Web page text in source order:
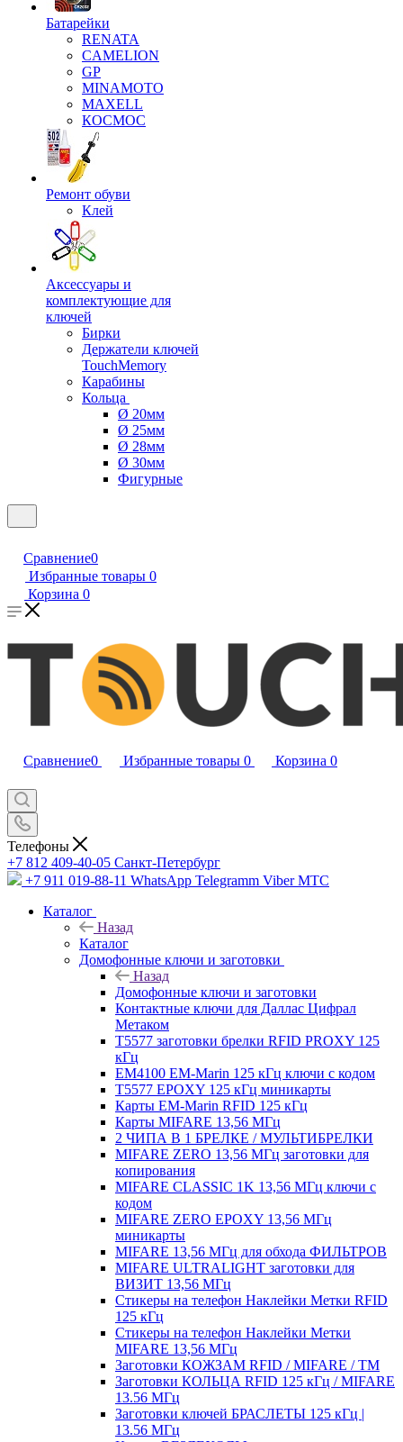
Батарейки
RENATA
CAMELION
GP
MINAMOTO
MAXELL
КОСМОС
Ремонт обуви
Клей
Аксессуары и
комплектующие для
ключей
Бирки
Держатели ключей
TouchMemory
Карабины
Кольца
Ø 20мм
Ø 25мм
Ø 28мм
Ø 30мм
Фигурные
Сравнение0
Избранные товары 0
Корзина 0
Сравнение0 Избранные товары 0 Корзина 0
Телефоны
+7 812 409-40-05 Санĸт-Петербург
+7 911 019-88-11 WhatsApp Telegramm Viber МТС
Каталог
Назад
Каталог
Домофонные ключи и заготовки
Назад
Домофонные ключи и заготовки
Контактные ключи для Даллас Цифрал
Метаком
T5577 заготовки брелки RFID PROXY 125
кГц
EM4100 EM-Marin 125 кГц ключи с кодом
T5577 EPOXY 125 кГц миникарты
Карты EM-Marin RFID 125 кГц
Карты MIFARE 13,56 МГц
2 ЧИПА В 1 БРЕЛКЕ / МУЛЬТИБРЕЛКИ
MIFARE ZERO 13,56 МГц заготовки для
копирования
MIFARE CLASSIC 1K 13,56 МГц ключи с
кодом
MIFARE ZERO EPOXY 13,56 МГц
миникарты
MIFARE 13,56 МГц для обхода ФИЛЬТРОВ
MIFARE ULTRALIGHT заготовки для
ВИЗИТ 13,56 МГц
Стикеры на телефон Наклейки Метки RFID
125 кГц
Стикеры на телефон Наклейки Метки
MIFARE 13,56 МГц
Заготовки КОЖЗАМ RFID / MIFARE / TM
Заготовки КОЛЬЦА RFID 125 кГц / MIFARE
13.56 МГц
Заготовки ключей БРАСЛЕТЫ 125 кГц |
13.56 МГц